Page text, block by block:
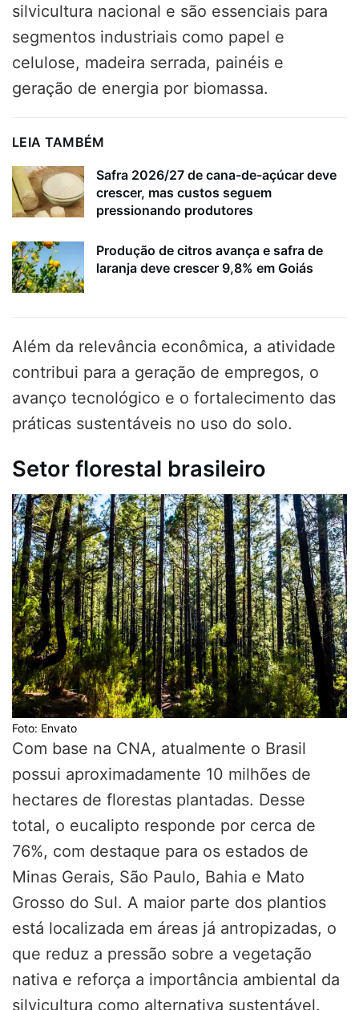
silvicultura nacional e são essenciais para
segmentos industriais como papel e
celulose, madeira serrada, painéis e
geração de energia por biomassa.
LEIA TAMBÉM
Safra 2026/27 de cana-de-açúcar deve
crescer, mas custos seguem
pressionando produtores
Produção de citros avança e safra de
laranja deve crescer 9,8% em Goiás
Além da relevância econômica, a atividade
contribui para a geração de empregos, o
avanço tecnológico e o fortalecimento das
práticas sustentáveis no uso do solo.
Setor florestal brasileiro
Foto: Envato
Com base na CNA, atualmente o Brasil
possui aproximadamente 10 milhões de
hectares de florestas plantadas. Desse
total, o eucalipto responde por cerca de
76%, com destaque para os estados de
Minas Gerais, São Paulo, Bahia e Mato
Grosso do Sul. A maior parte dos plantios
está localizada em áreas já antropizadas, o
que reduz a pressão sobre a vegetação
nativa e reforça a importância ambiental da
silvicultura como alternativa sustentável.